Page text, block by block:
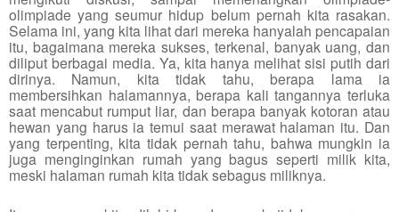
olimpiade yang seumur hidup belum pernah kita rasakan.
Selama ini, yang kita lihat dari mereka hanyalah pencapaian
itu, bagaimana mereka sukses, terkenal, banyak uang, dan
diliput berbagai media. Ya, kita hanya melihat sisi putih dari
dirinya. Namun, kita tidak tahu, berapa lama ia
membersihkan halamannya, berapa kali tangannya terluka
saat mencabut rumput liar, dan berapa banyak kotoran atau
hewan yang harus ia temui saat merawat halaman itu. Dan
yang terpenting, kita tidak pernah tahu, bahwa mungkin ia
juga menginginkan rumah yang bagus seperti milik kita,
meski halaman rumah kita tidak sebagus miliknya.